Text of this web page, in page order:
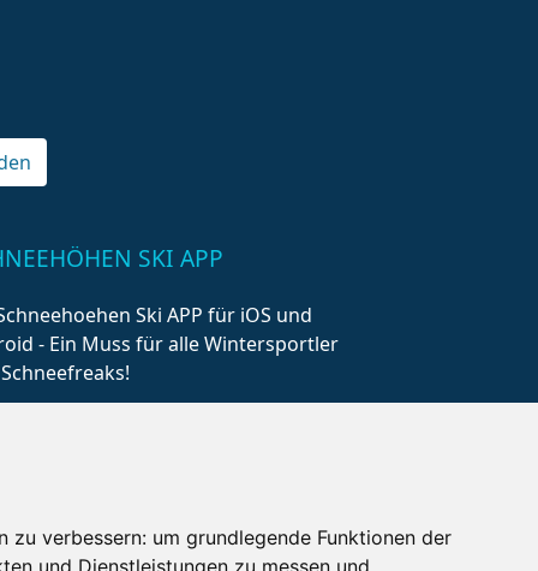
zu verbessern: um grundlegende Funktionen der
und Dienstleistungen zu messen und
SKI APP
Ski APP für iOS und
- Ein Muss für alle Wintersportler